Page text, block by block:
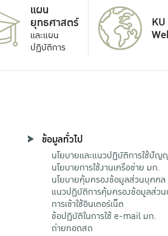
แผน
ยุทธศาสตร์
และแผน
ปฏิบัติการ
KU
ข้อมูลทั่วไป
นโยบายและแนวปฏิบัติการใช้ปัญ
นโยบายการใช้งานเครือข่าย มก.
นโยบายคุ้มครองข้อมูลส่วนบุคคล
แนวปฏิบัติการคุ้มครองข้อมูลส่ว
การเข้าใช้อินเตอร์เน็ต
ข้อปฏิบัติในการใช้ e-mail มก.
ถ่ายทอดสด